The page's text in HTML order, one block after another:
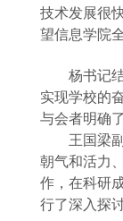
技术发展很
望信息学院
杨书记
实现学校的
与会者明确
王国梁
朝气和活力
作，在科研
行了深入探